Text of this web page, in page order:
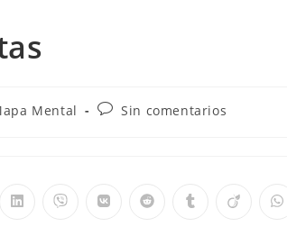
Mental Sin comentarios